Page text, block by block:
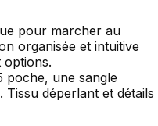
pour marcher au
organisée et intuitive
options.
poche, une sangle
déperlant et détails